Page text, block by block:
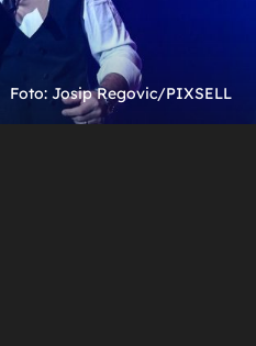
Foto: Josip Regovic/PIXSELL